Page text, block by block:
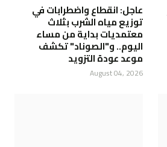
عاجل: انقطاع واضطرابات في
توزيع مياه الشرب بثلاث
معتمديات بداية من مساء
اليوم.. و"الصوناد" تكشف
موعد عودة التزويد
August 04, 2026